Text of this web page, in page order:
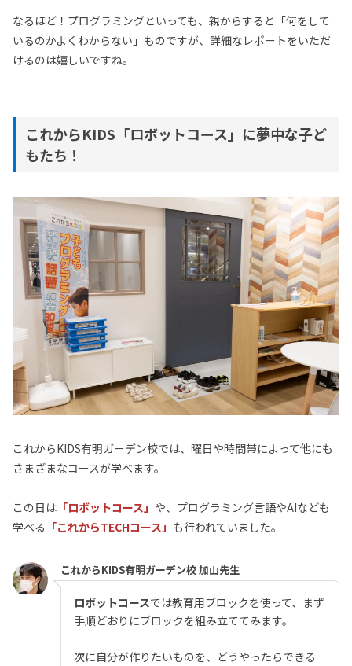
なるほど！プログラミングといっても、親からすると「何をして
いるのかよくわからない」ものですが、詳細なレポートをいただ
けるのは嬉しいですね。
これからKIDS「ロボットコース」に夢中な子ど
もたち！
これからKIDS有明ガーデン校では、曜日や時間帯によって他にも
さまざまなコースが学べます。
この日は 「ロボットコース」 や、プログラミング言語やAIなども
学べる 「これからTECHコース」 も行われていました。
これからKIDS有明ガーデン校 加山先生
ロボットコースでは教育用ブロックを使って、まず
手順どおりにブロックを組み立ててみます。
次に自分が作りたいものを、どうやったらできる